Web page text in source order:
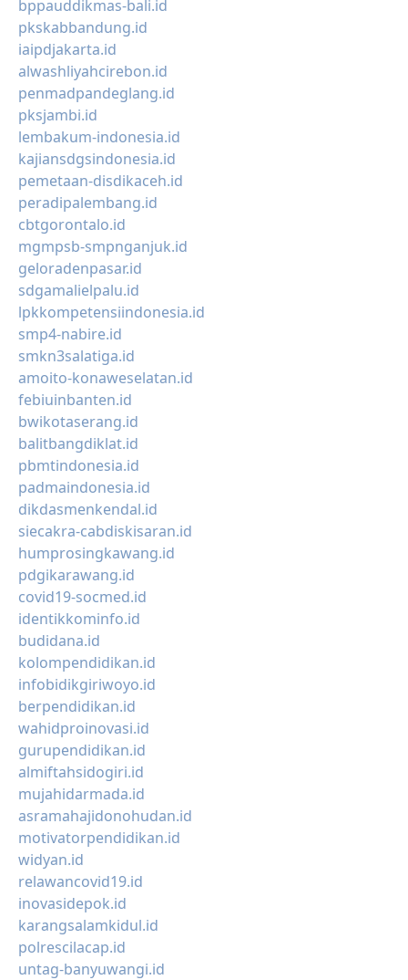
bppauddikmas-bali.id
pkskabbandung.id
iaipdjakarta.id
alwashliyahcirebon.id
penmadpandeglang.id
pksjambi.id
lembakum-indonesia.id
kajiansdgsindonesia.id
pemetaan-disdikaceh.id
peradipalembang.id
cbtgorontalo.id
mgmpsb-smpnganjuk.id
geloradenpasar.id
sdgamalielpalu.id
lpkkompetensiindonesia.id
smp4-nabire.id
smkn3salatiga.id
amoito-konaweselatan.id
febiuinbanten.id
bwikotaserang.id
balitbangdiklat.id
pbmtindonesia.id
padmaindonesia.id
dikdasmenkendal.id
siecakra-cabdiskisaran.id
humprosingkawang.id
pdgikarawang.id
covid19-socmed.id
identikkominfo.id
budidana.id
kolompendidikan.id
infobidikgiriwoyo.id
berpendidikan.id
wahidproinovasi.id
gurupendidikan.id
almiftahsidogiri.id
mujahidarmada.id
asramahajidonohudan.id
motivatorpendidikan.id
widyan.id
relawancovid19.id
inovasidepok.id
karangsalamkidul.id
polrescilacap.id
untag-banyuwangi.id